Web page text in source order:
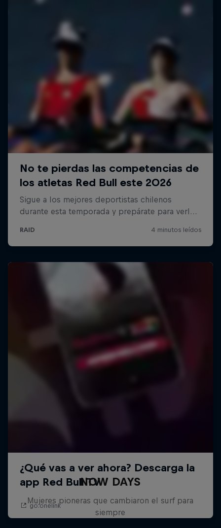
NOW DAYS
Mujeres pioneras que cambiaron el surf para
siempre